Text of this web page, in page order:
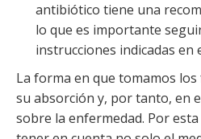
antibiótico tiene una
lo que es importante
instrucciones indicadas en
La forma en que tomamos
su absorción y, por tanto, en
sobre la enfermedad. Por